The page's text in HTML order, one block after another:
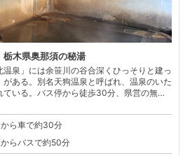
木県奥那須の秘湯
泉」には余笹川の谷合深くひっそりと建っ
ある。別名天狗温泉と呼ばれ、温泉のいた
いる。バス停から徒歩30分、県営の無料
景を見ながら歩くことになる。温泉と駐車
の排気による景観破壊を懸念したためとい
時代、明治時代、昭和の建物が渾然と一体
し出している。江戸時代から続く湯治場であ
多くの兵士が訪れており、写真や勲章が飾ら
ら車で約30分
らバスで約50分